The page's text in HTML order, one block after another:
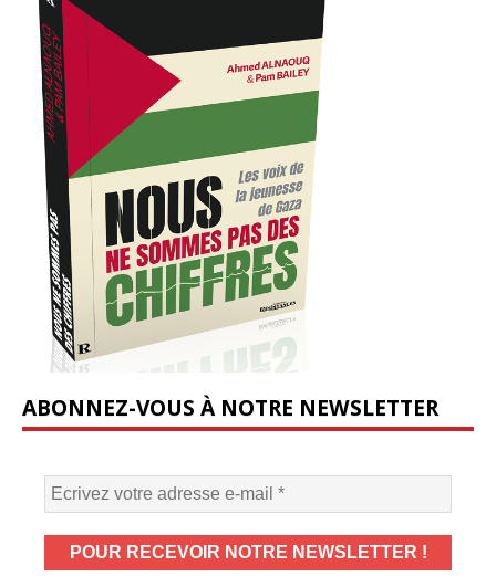
ABONNEZ-VOUS À NOTRE NEWSLETTER